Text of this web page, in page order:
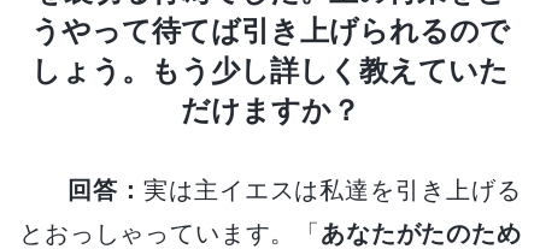
うやって待てば引き上げられるので
しょう。もう少し詳しく教えていた
だけますか？
回答： 実は主イエスは私達を引き上げる
とおっしゃっています。「あなたがたのため